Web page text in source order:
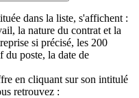
dans la liste, s'affichent :
la nature du contrat et la
si précisé, les 200
du poste, la date de
en cliquant sur son intitulé
retrouvez :